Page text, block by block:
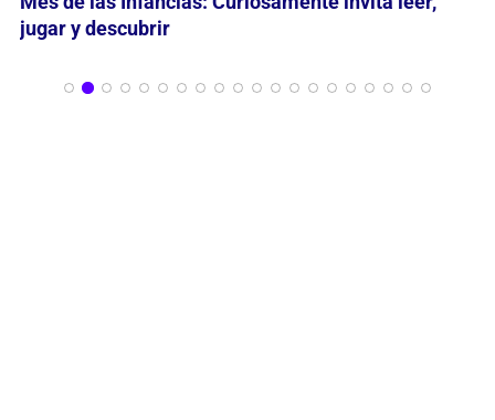
“Momentos en la Historia de la Belleza”